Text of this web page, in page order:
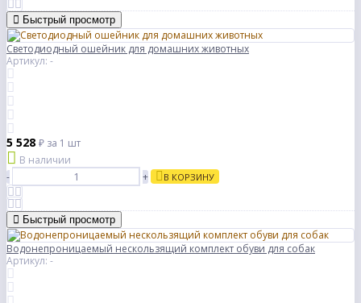
Быстрый просмотр
Светодиодный ошейник для домашних животных
Артикул: -
5 528 ₽ за 1 шт
В наличии
-
+ В КОРЗИНУ
Быстрый просмотр
Водонепроницаемый нескользящий комплект обуви для собак
Артикул: -